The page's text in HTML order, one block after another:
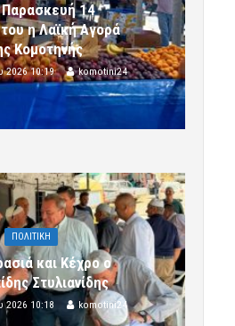
Παρασκευή 14
η Λαϊκή Αγορά
Κομοτηνής
2026 10:19 komotini24
ΠΟΛΙΤΙΚΗ
και Κέχρο ο
Στυλιανίδης
2026 10:18 komotini24